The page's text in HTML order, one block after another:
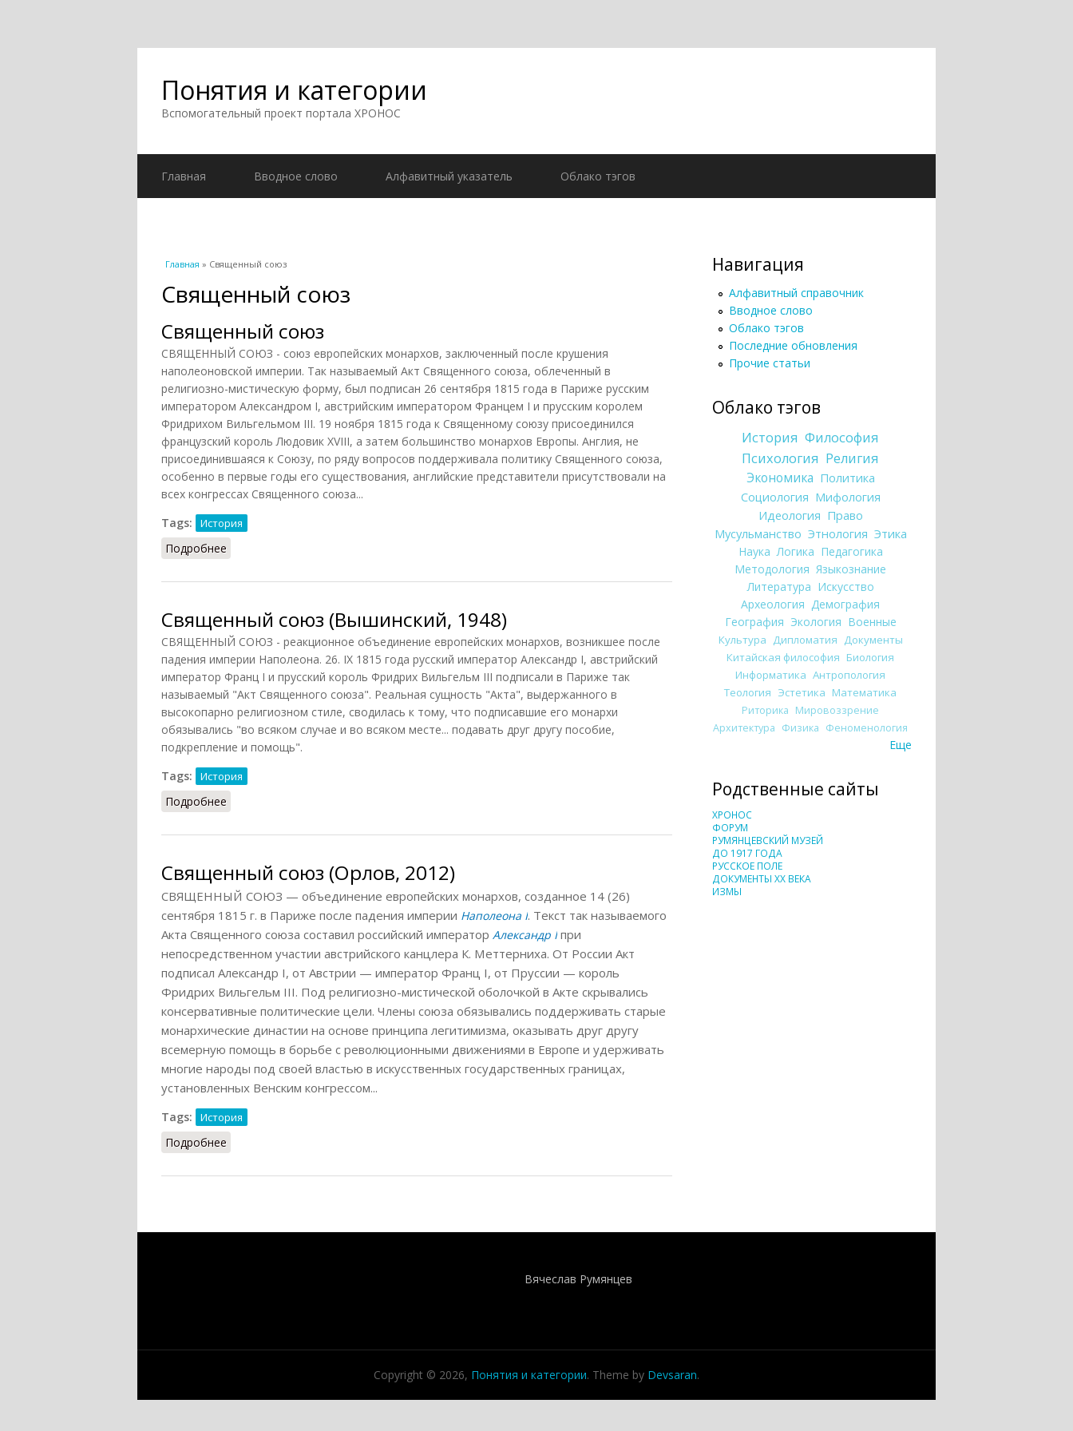
Понятия и категории
Вспомогательный проект портала ХРОНОС
Главная Вводное слово Алфавитный указатель Облако тэгов
Вы здесь
Главная » Священный союз
Священный союз
Священный союз
СВЯЩЕННЫЙ СОЮЗ - союз европейских монархов, заключенный после крушения
наполеоновской империи. Так называемый Акт Священного союза, облеченный в
религиозно-мистическую форму, был подписан 26 сентября 1815 года в Париже русским
императором Александром I, австрийским императором Францем I и прусским королем
Фридрихом Вильгельмом III. 19 ноября 1815 года к Священному союзу присоединился
французский король Людовик XVIII, а затем большинство монархов Европы. Англия, не
присоединившаяся к Союзу, по ряду вопросов поддерживала политику Священного союза,
особенно в первые годы его существования, английские представители присутствовали на
всех конгрессах Священного союза...
Tags:
История
Подробнее
Священный союз (Вышинский, 1948)
СВЯЩЕННЫЙ СОЮЗ - реакционное объединение европейских монархов, возникшее после
падения империи Наполеона. 26. IX 1815 года русский император Александр I, австрийский
император Франц I и прусский король Фридрих Вильгельм III подписали в Париже так
называемый "Акт Священного союза". Реальная сущность "Акта", выдержанного в
высокопарно религиозном стиле, сводилась к тому, что подписавшие его монархи
обязывались "во всяком случае и во всяком месте... подавать друг другу пособие,
подкрепление и помощь".
Tags:
История
Подробнее
Священный союз (Орлов, 2012)
СВЯЩЕННЫЙ СОЮЗ — объединение европейских монархов, созданное 14 (26)
сентября 1815 г. в Париже после падения империи Наполеона I. Текст так называемого
Акта Священного союза составил российский император Александр I при
непосредственном участии австрийского канцлера К. Меттерниха. От России Акт
подписал Александр I, от Австрии — император Франц I, от Пруссии — король
Фридрих Вильгельм III. Под религиозно-мистической оболочкой в Акте скрывались
консервативные политические цели. Члены союза обязывались поддерживать старые
монархические династии на основе принципа легитимизма, оказывать друг другу
всемерную помощь в борьбе с революционными движениями в Европе и удерживать
многие народы под своей властью в искусственных государственных границах,
установленных Венским конгрессом...
Tags: История
Подробнее
Навигация
Алфавитный справочник
Вводное слово
Облако тэгов
Последние обновления
Прочие статьи
Облако тэгов
История Философия
Психология Религия
Экономика Политика
Социология Мифология
Идеология Право
Мусульманство Этнология Этика
Наука Логика Педагогика
Методология Языкознание
Литература Искусство
Археология Демография
География Экология Военные
Культура Дипломатия Документы
Китайская философия Биология
Информатика Антропология
Теология Эстетика Математика
Риторика Мировоззрение
Архитектура Физика Феноменология
Еще
Родственные сайты
ХРОНОС
ФОРУМ
РУМЯНЦЕВСКИЙ МУЗЕЙ
ДО 1917 ГОДА
РУССКОЕ ПОЛЕ
ДОКУМЕНТЫ XX ВЕКА
ИЗМЫ
Вячеслав Румянцев
Copyright © 2026, Понятия и категории. Theme by Devsaran.